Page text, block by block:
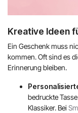
Kreative Ideen
Ein Geschenk muss
kommen. Oft sind es
Erinnerung bleiben.
bedruckte
Klassiker. Bei